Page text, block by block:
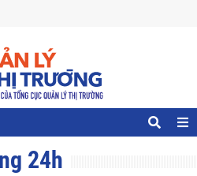
24h